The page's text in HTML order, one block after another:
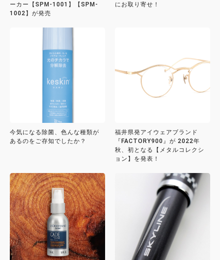
ーカー【SPM-1001】【SPM-
1002】が発売
にお取り寄せ！
今気になる除菌、色んな種類が
あるのをご存知でしたか？
福井県発アイウェアブランド
『FACTORY900』が 2022年
秋、初となる【メタルコレクシ
ョン】を発表！